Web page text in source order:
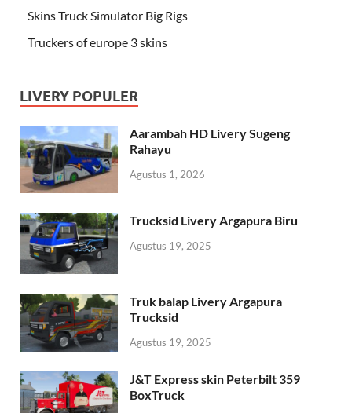
Skins Truck Simulator Big Rigs
Truckers of europe 3 skins
LIVERY POPULER
Aarambah HD Livery Sugeng
Rahayu
Agustus 1, 2026
Trucksid Livery Argapura Biru
Agustus 19, 2025
Truk balap Livery Argapura
Trucksid
Agustus 19, 2025
J&T Express skin Peterbilt 359
BoxTruck